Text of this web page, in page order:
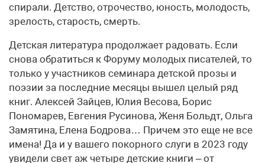
спирали. Детство, отрочество, юность, молодость,
зрелость, старость, смерть.
Детская литература продолжает радовать. Если
снова обратиться к Форуму молодых писателей, то
только у участников семинара детской прозы и
поэзии за последние месяцы вышел целый ряд
книг. Алексей Зайцев, Юлия Весова, Борис
Пономарев, Евгения Русинова, Женя Больдт, Ольга
Замятина, Елена Бодрова… Причем это еще не все
имена! Да и у вашего покорного слуги в 2023 году
увидели свет аж четыре детские книги – от